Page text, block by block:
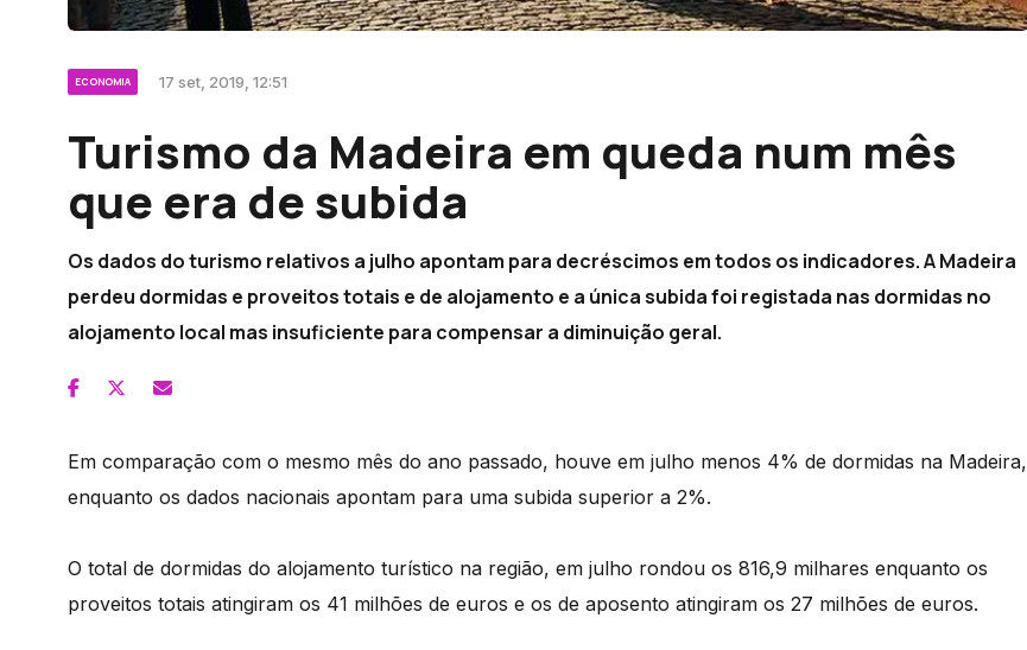
ECONOMIA 17 set, 2019, 12:51
Turismo da Madeira em queda num mês
que era de subida
Os dados do turismo relativos a julho apontam para decréscimos em todos os indicadores. A Madeira
perdeu dormidas e proveitos totais e de alojamento e a única subida foi registada nas dormidas no
alojamento local mas insuficiente para compensar a diminuição geral.
Em comparação com o mesmo mês do ano passado, houve em julho menos 4% de dormidas na Madeira,
enquanto os dados nacionais apontam para uma subida superior a 2%.
O total de dormidas do alojamento turístico na região, em julho rondou os 816,9 milhares enquanto os
proveitos totais atingiram os 41 milhões de euros e os de aposento atingiram os 27 milhões de euros.